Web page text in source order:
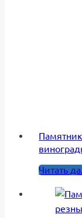
Читать